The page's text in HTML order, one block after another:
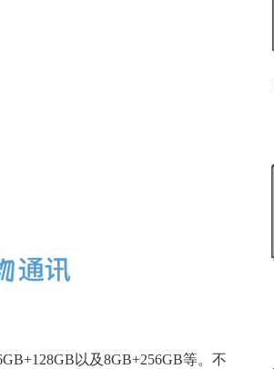
以及8GB+256GB等。不